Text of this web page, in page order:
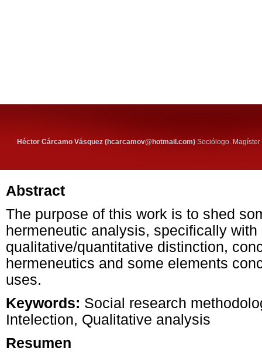
Héctor Cárcamo Vásquez (hcarcamov@hotmail.com) Sociólogo.
Abstract
The purpose of this work is to shed
hermeneutic analysis, specifically with
qualitative/quantitative distinction,
hermeneutics and some elements
uses.
Keywords: Social research
Intelection, Qualitative analysis
Resumen